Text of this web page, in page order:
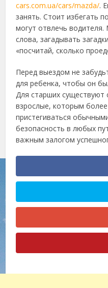
cars.com.ua/cars/mazda/.
занять. Стоит избегать
могут отвлечь
слова, загадывать
«посчитай, сколько
Перед выездом не
для ребенка, чтобы он
Для старших существуют
взрослые, которым
пристегиваться
безопасность в любых
важным залогом